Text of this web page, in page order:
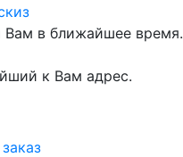
в ближайшее время.
к Вам адрес.